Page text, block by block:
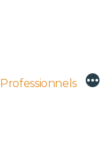
Professionnels More